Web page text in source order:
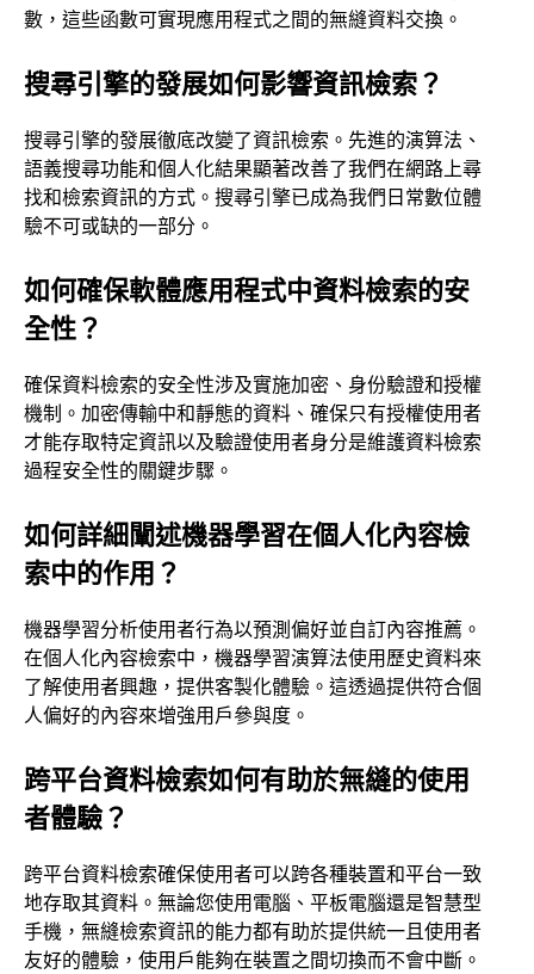
數，這些函數可實現應用程式之間的無縫資料交換。
搜尋引擎的發展如何影響資訊檢索？
搜尋引擎的發展徹底改變了資訊檢索。先進的演算法、
語義搜尋功能和個人化結果顯著改善了我們在網路上尋
找和檢索資訊的方式。搜尋引擎已成為我們日常數位體
驗不可或缺的一部分。
如何確保軟體應用程式中資料檢索的安
全性？
確保資料檢索的安全性涉及實施加密、身份驗證和授權
機制。加密傳輸中和靜態的資料、確保只有授權使用者
才能存取特定資訊以及驗證使用者身分是維護資料檢索
過程安全性的關鍵步驟。
如何詳細闡述機器學習在個人化內容檢
索中的作用？
機器學習分析使用者行為以預測偏好並自訂內容推薦。
在個人化內容檢索中，機器學習演算法使用歷史資料來
了解使用者興趣，提供客製化體驗。這透過提供符合個
人偏好的內容來增強用戶參與度。
跨平台資料檢索如何有助於無縫的使用
者體驗？
跨平台資料檢索確保使用者可以跨各種裝置和平台一致
地存取其資料。無論您使用電腦、平板電腦還是智慧型
手機，無縫檢索資訊的能力都有助於提供統一且使用者
友好的體驗，使用戶能夠在裝置之間切換而不會中斷。